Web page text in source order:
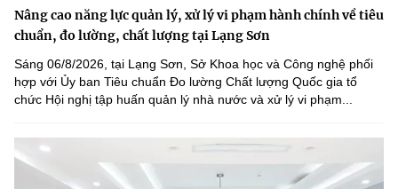
Nâng cao năng lực quản lý, xử lý vi phạm hành chính về tiêu
chuẩn, đo lường, chất lượng tại Lạng Sơn
Sáng 06/8/2026, tại Lạng Sơn, Sở Khoa học và Công nghệ phối
hợp với Ủy ban Tiêu chuẩn Đo lường Chất lượng Quốc gia tổ
chức Hội nghị tập huấn quản lý nhà nước và xử lý vi phạm...